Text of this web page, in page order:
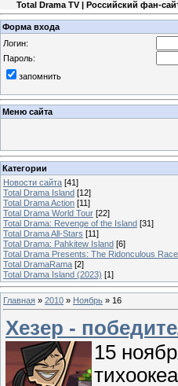
Total Drama TV | Российский фан-
Форма входа
Логин:
Пароль:
запомнить
Меню сайта
Категории
Новости сайта [41]
Total Drama Island [12]
Total Drama Action [11]
Total Drama World Tour [22]
Total Drama: Revenge of the Island [31]
Total Drama All-Stars [11]
Total Drama: Pahkitew Island [6]
Total Drama Presents: The Ridonculous Race
Total DramaRama [2]
Total Drama Island (2023) [1]
Главная » 2010 » Ноябрь » 16
Хезер -
15